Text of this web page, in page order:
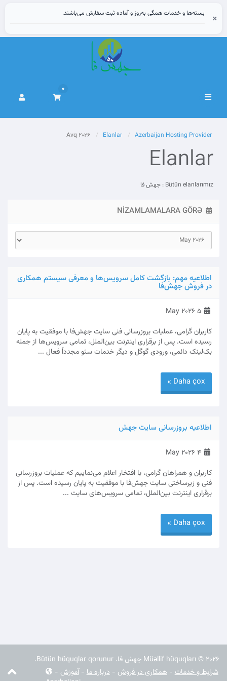
بسته‌ها و خدمات همگی به‌روز و آماده ثبت سفارش می‌باشند. ×
Naviqasiyaya
0
Azerbaijan Hosting Provider
Elanlar
Elanlar
Bütün elanlarımız : جهش فا
اطلاعیه مهم: بازگشت کامل سرویس‌ها و معرفی سیستم همکاری
در فروش جهش‌فا
5 May 2026
کاربران گرامی، عملیات بروزرسانی فنی سایت جهش‌فا با موفقیت به پایان
رسیده است. پس از برقراری اینترنت بین‌الملل، تمامی سرویس‌ها از جمله
بک‌لینک دائمی، ورودی گوگل و دیگر خدمات سئو مجدداً فعال ...
Daha çox »
اطلاعیه بروزرسانی سایت جهش‌
4 May 2026
کاربران و همراهان گرامی، با افتخار اعلام می‌نماییم که عملیات بروزرسانی
فنی و زیرساختی سایت جهش‌فا با موفقیت به پایان رسیده است. پس از
برقراری اینترنت بین‌الملل، تمامی سرویس‌های سایت ...
Daha çox »
Müəllif hüquqları © 2026 جهش فا. Bütün hüquqlar qorunur.
شرایط و خدمات -همکاری در فروش -درباره ما -آموزش -